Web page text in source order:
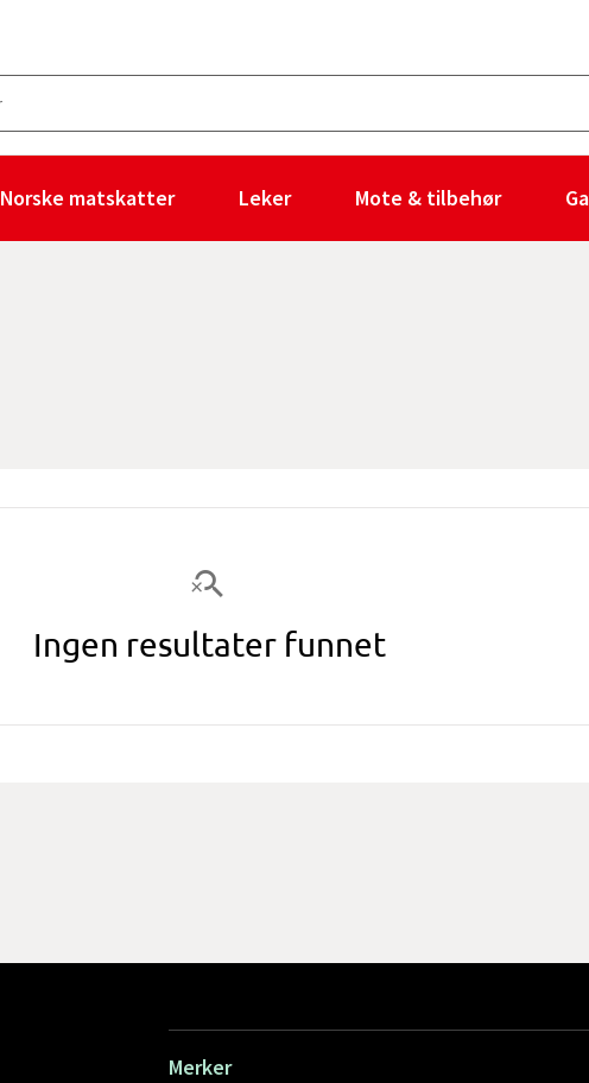
Norske matskatter Leker Mote & tilbehør
Ingen resultater funnet
Merker